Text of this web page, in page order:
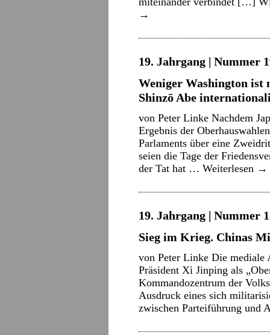
→
19. Jahrgang | Nummer
Weniger Washington
Shinzō Abe
von Peter Linke Nachdem
Ergebnis der
Parlaments über eine
seien die Tage der
der Tat hat … Weiterlesen →
19. Jahrgang | Nummer
Sieg im Krieg. Chinas
von Peter Linke Die mediale
Präsident Xi Jinping als
Kommandozentrum der
Ausdruck eines sich
zwischen Parteiführung